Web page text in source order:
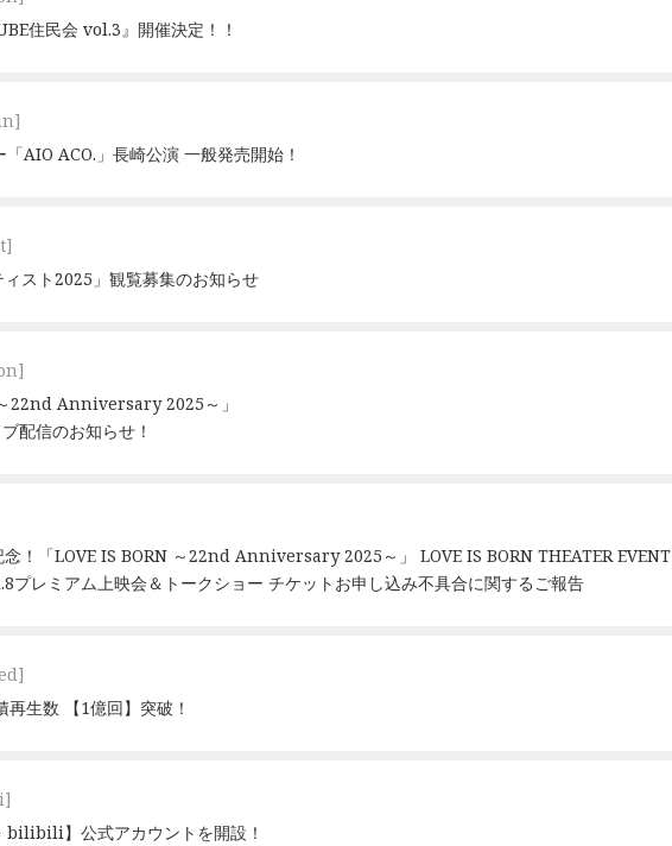
住民会 vol.3』開催決定！！
AIO ACO.」長崎公演 一般発売開始！
スト2025」観覧募集のお知らせ
22nd Anniversary 2025～」
配信のお知らせ！
！「LOVE IS BORN ～22nd Anniversary 2025～」 LOVE IS BORN THEATER EVENT
プレミアム上映会＆トークショー チケットお申し込み不具合に関するご報告
生数 【1億回】突破！
bilibili】公式アカウントを開設！